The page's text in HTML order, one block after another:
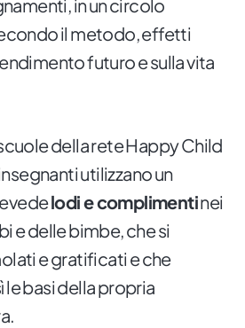
in un circolo
il metodo, effetti
futuro e sulla vita
della rete Happy Child
utilizzano un
lodi e complimentinei
e delle bimbe, che si
e gratificati e che
basi della propria